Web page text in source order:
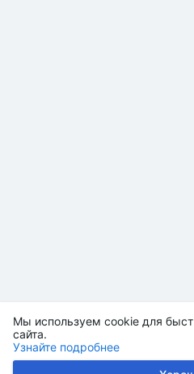
Мы используем cookie для
сайта.
Узнайте подробнее